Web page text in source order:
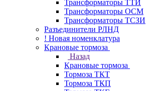
Трансформаторы ТТИ
Трансформаторы ОСМ
Трансформаторы ТСЗИ
Разъединители РЛНД
! Новая номенклатура
Крановые тормоза
Назад
Крановые тормоза
Тормоза ТКТ
Тормоза ТКП